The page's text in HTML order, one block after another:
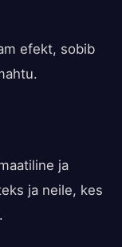
efekt, sobib
ja
ja neile, kes